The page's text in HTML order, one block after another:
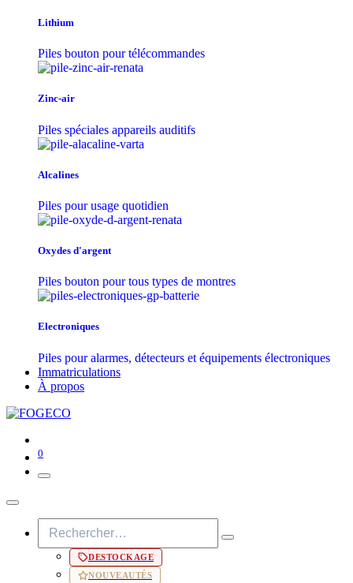
Lithium
Piles bouton pour télécommandes
Zinc-air
Piles spéciales appareils auditifs
Alcalines
Piles pour usage quotidien
Oxydes d'argent
Piles bouton pour tous types de montres
Electroniques
Piles pour alarmes, détecteurs et équipements électroniques
Immatriculations
À propos
0
DESTOCKAGE
NOUVEAUTÉS